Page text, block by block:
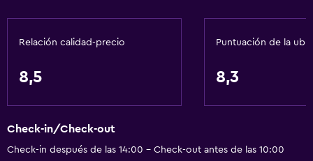
Relación calidad-precio
8,5
Puntuación de la
8,3
Check-in/Check-out
Check-in después de las 14:00 - Check-out antes de las 10:00